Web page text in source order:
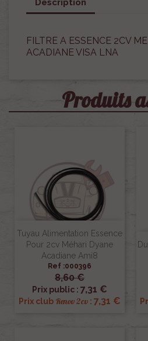
FILTRE A ESSENCE 2CV
ACADIANE VISA LNA
Produits
Tuyau Alimentation Essence
Pour 2cv Méhari Dyane
Acadiane Ami8
Ref :000396
8,60 €
Prix public : 7,31 €
Prix club Renov 2cv : 7,31 €